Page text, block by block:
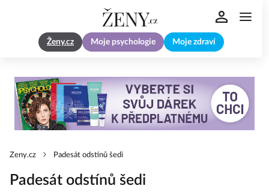
Ženy.cz Moje psychologie Moje zdraví
Zeny.cz Padesát odstínů šedi
Padesát odstínů šedi